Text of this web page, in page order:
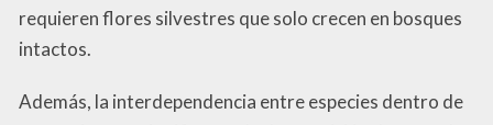
requieren flores silvestres que solo crecen en bosques
intactos.
Además, la interdependencia entre especies dentro de